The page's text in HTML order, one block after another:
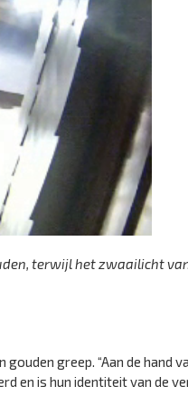
terwijl het zwaailicht
greep. “Aan de hand
en is hun identiteit van de